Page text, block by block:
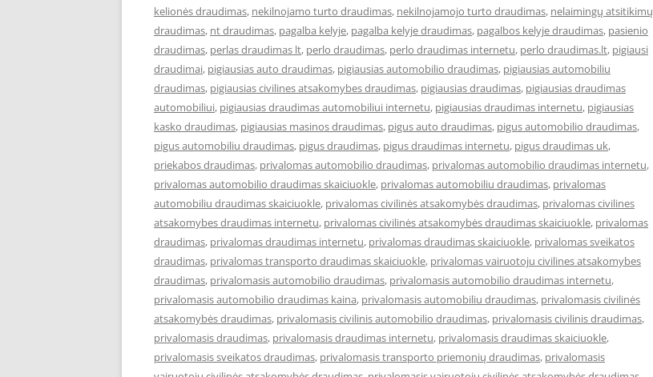
kelionės draudimas, nekilnojamo turto draudimas, nekilnojamojo turto draudimas, nelaimingų atsitikimų
draudimas, nt draudimas, pagalba kelyje, pagalba kelyje draudimas, pagalbos kelyje draudimas, pasienio
draudimas, perlas draudimas lt, perlo draudimas, perlo draudimas internetu, perlo draudimas.lt, pigiausi
draudimai, pigiausias auto draudimas, pigiausias automobilio draudimas, pigiausias automobiliu
draudimas, pigiausias civilines atsakomybes draudimas, pigiausias draudimas, pigiausias draudimas
automobiliui, pigiausias draudimas automobiliui internetu, pigiausias draudimas internetu, pigiausias
kasko draudimas, pigiausias masinos draudimas, pigus auto draudimas, pigus automobilio draudimas,
pigus automobiliu draudimas, pigus draudimas, pigus draudimas internetu, pigus draudimas uk,
priekabos draudimas, privalomas automobilio draudimas, privalomas automobilio draudimas internetu,
privalomas automobilio draudimas skaiciuokle, privalomas automobiliu draudimas, privalomas
automobiliu draudimas skaiciuokle, privalomas civilinės atsakomybės draudimas, privalomas civilines
atsakomybes draudimas internetu, privalomas civilinės atsakomybės draudimas skaiciuokle, privalomas
draudimas, privalomas draudimas internetu, privalomas draudimas skaiciuokle, privalomas sveikatos
draudimas, privalomas transporto draudimas skaiciuokle, privalomas vairuotoju civilines atsakomybes
draudimas, privalomasis automobilio draudimas, privalomasis automobilio draudimas internetu,
privalomasis automobilio draudimas kaina, privalomasis automobiliu draudimas, privalomasis civilinės
atsakomybės draudimas, privalomasis civilinis automobilio draudimas, privalomasis civilinis draudimas,
privalomasis draudimas, privalomasis draudimas internetu, privalomasis draudimas skaiciuokle,
privalomasis sveikatos draudimas, privalomasis transporto priemonių draudimas, privalomasis